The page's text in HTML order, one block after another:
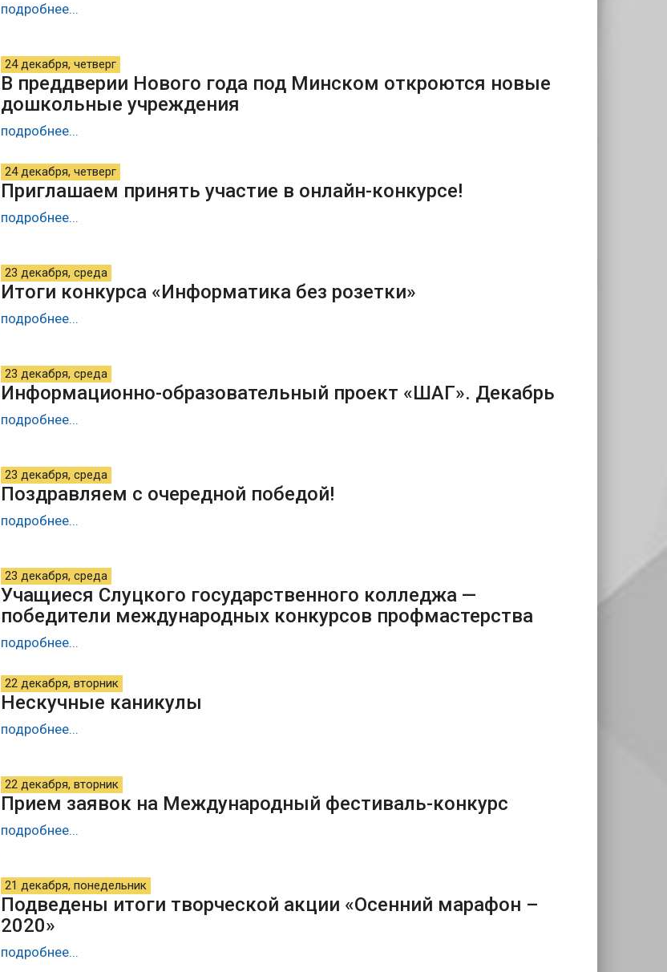
подробнее...
24 декабря, четверг
В преддверии Нового года под Минском откроются новые
дошкольные учреждения
подробнее...
24 декабря, четверг
Приглашаем принять участие в онлайн-конкурсе!
подробнее...
23 декабря, среда
Итоги конкурса «Информатика без розетки»
подробнее...
23 декабря, среда
Информационно-образовательный проект «ШАГ». Декабрь
подробнее...
23 декабря, среда
Поздравляем с очередной победой!
подробнее...
23 декабря, среда
Учащиеся Слуцкого государственного колледжа —
победители международных конкурсов профмастерства
подробнее...
22 декабря, вторник
Нескучные каникулы
подробнее...
22 декабря, вторник
Прием заявок на Международный фестиваль-конкурс
подробнее...
21 декабря, понедельник
Подведены итоги творческой акции «Осенний марафон –
2020»
подробнее...